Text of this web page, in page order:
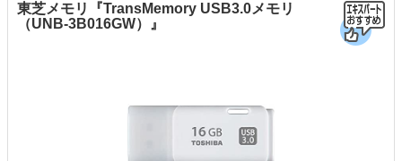
東芝メモリ『TransMemory USB3.0メモリ
（UNB-3B016GW）』